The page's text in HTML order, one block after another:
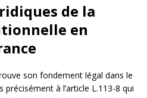
de la
en
son fondement légal dans le
précisément à l’article L.113-8 qui